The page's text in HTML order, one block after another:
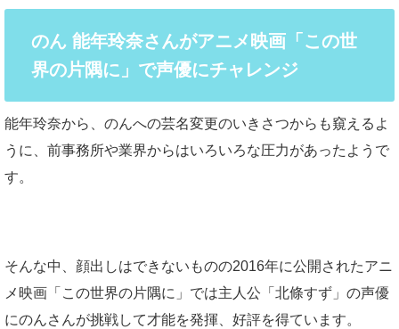
のん 能年玲奈さんがアニメ映画「この世
界の片隅に」で声優にチャレンジ
能年玲奈から、のんへの芸名変更のいきさつからも窺えるよ
うに、前事務所や業界からはいろいろな圧力があったようで
す。
そんな中、顔出しはできないものの2016年に公開されたアニ
メ映画「この世界の片隅に」では主人公「北條すず」の声優
にのんさんが挑戦して才能を発揮、好評を得ています。